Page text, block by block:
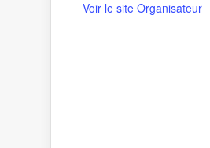
Voir le site Organisateur